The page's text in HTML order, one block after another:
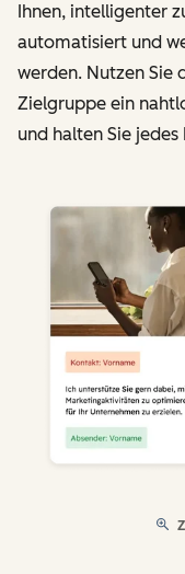
Ihnen, intelligenter
automatisiert und
werden. Nutzen Sie
Zielgruppe ein
und halten Sie